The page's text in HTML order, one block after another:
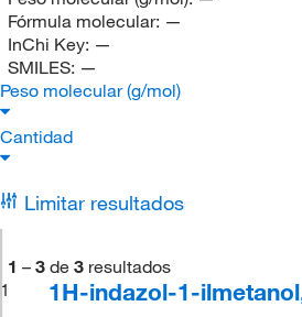
Fórmula molecular: —
InChi Key: —
SMILES: —
Peso molecular (g/mol)
Cantidad
Limitar resultados
1 – 3 de 3 resultados
1
1H-indazol-1-